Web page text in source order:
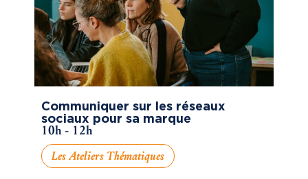
Communiquer sur les réseaux
sociaux pour sa marque
10h - 12h
Les Ateliers Thématiques